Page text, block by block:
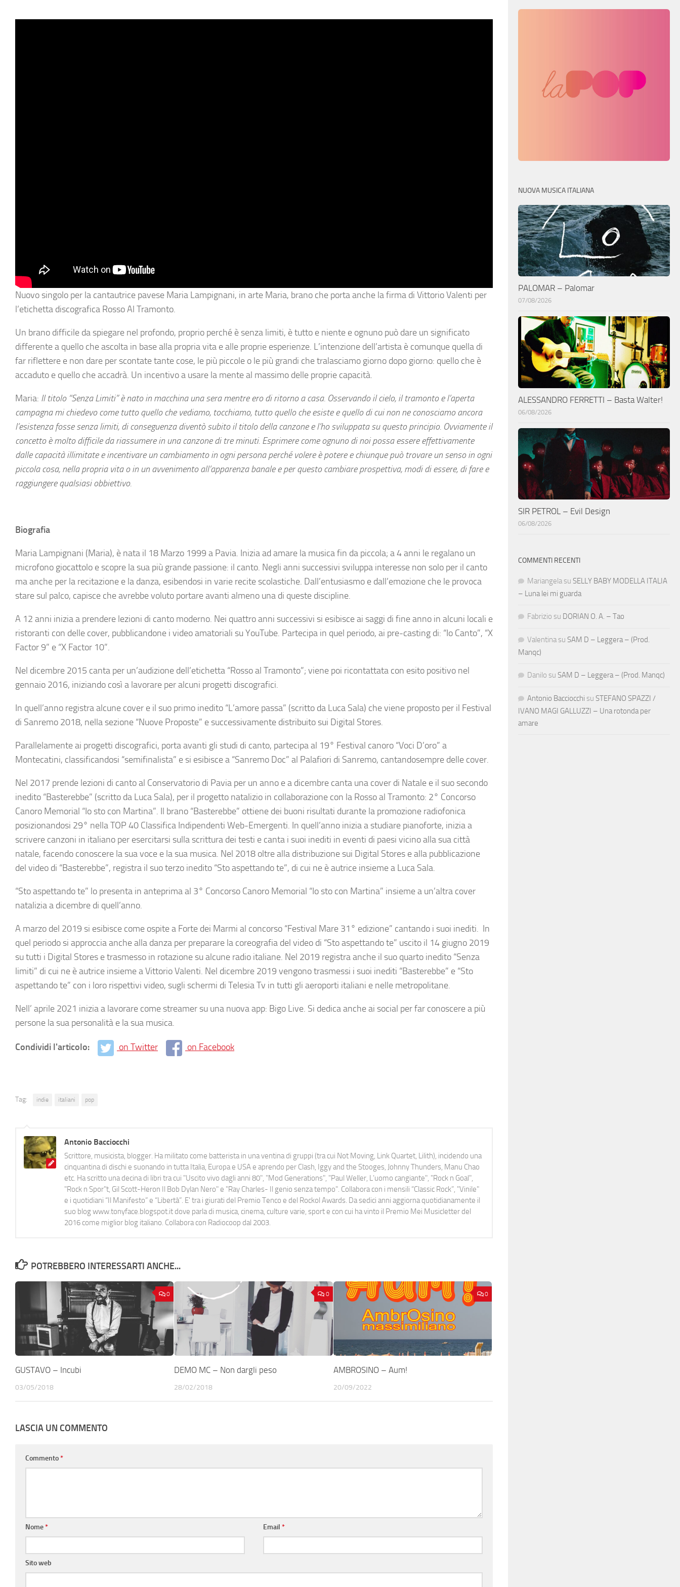
Nuovo singolo per la cantautrice pavese Maria Lampignani, in arte Maria, brano che porta anche la firma di Vittorio Valenti per
l’etichetta discografica Rosso Al Tramonto.
Un brano difficile da spiegare nel profondo, proprio perché è senza limiti, è tutto e niente e ognuno può dare un significato
differente a quello che ascolta in base alla propria vita e alle proprie esperienze. L’intenzione dell’artista è comunque quella di
far riflettere e non dare per scontate tante cose, le più piccole o le più grandi che tralasciamo giorno dopo giorno: quello che è
accaduto e quello che accadrà. Un incentivo a usare la mente al massimo delle proprie capacità.
Maria: Il titolo “Senza Limiti” è nato in macchina una sera mentre ero di ritorno a casa. Osservando il cielo, il tramonto e l’aperta
campagna mi chiedevo come tutto quello che vediamo, tocchiamo, tutto quello che esiste e quello di cui non ne conosciamo ancora
l’esistenza fosse senza limiti, di conseguenza diventò subito il titolo della canzone e l’ho sviluppata su questo principio. Ovviamente il
concetto è molto difficile da riassumere in una canzone di tre minuti. Esprimere come ognuno di noi possa essere effettivamente
dalle capacità illimitate e incentivare un cambiamento in ogni persona perché volere è potere e chiunque può trovare un senso in ogni
piccola cosa, nella propria vita o in un avvenimento all’apparenza banale e per questo cambiare prospettiva, modi di essere, di fare e
raggiungere qualsiasi obbiettivo.
Biografia
Maria Lampignani (Maria), è nata il 18 Marzo 1999 a Pavia. Inizia ad amare la musica fin da piccola; a 4 anni le regalano un
microfono giocattolo e scopre la sua più grande passione: il canto. Negli anni successivi sviluppa interesse non solo per il canto
ma anche per la recitazione e la danza, esibendosi in varie recite scolastiche. Dall’entusiasmo e dall’emozione che le provoca
stare sul palco, capisce che avrebbe voluto portare avanti almeno una di queste discipline.
A 12 anni inizia a prendere lezioni di canto moderno. Nei quattro anni successivi si esibisce ai saggi di fine anno in alcuni locali e
ristoranti con delle cover, pubblicandone i video amatoriali su YouTube. Partecipa in quel periodo, ai pre-casting di: “Io Canto”, “X
Factor 9” e “X Factor 10”.
Nel dicembre 2015 canta per un’audizione dell’etichetta “Rosso al Tramonto”; viene poi ricontattata con esito positivo nel
gennaio 2016, iniziando così a lavorare per alcuni progetti discografici.
In quell’anno registra alcune cover e il suo primo inedito “L’amore passa” (scritto da Luca Sala) che viene proposto per il Festival
di Sanremo 2018, nella sezione “Nuove Proposte” e successivamente distribuito sui Digital Stores.
Parallelamente ai progetti discografici, porta avanti gli studi di canto, partecipa al 19° Festival canoro “Voci D’oro” a
Montecatini, classificandosi “semifinalista” e si esibisce a “Sanremo Doc” al Palafiori di Sanremo, cantandosempre delle cover.
Nel 2017 prende lezioni di canto al Conservatorio di Pavia per un anno e a dicembre canta una cover di Natale e il suo secondo
inedito “Basterebbe” (scritto da Luca Sala), per il progetto natalizio in collaborazione con la Rosso al Tramonto: 2° Concorso
Canoro Memorial “Io sto con Martina”. Il brano “Basterebbe” ottiene dei buoni risultati durante la promozione radiofonica
posizionandosi 29° nella TOP 40 Classifica Indipendenti Web-Emergenti. In quell’anno inizia a studiare pianoforte, inizia a
scrivere canzoni in italiano per esercitarsi sulla scrittura dei testi e canta i suoi inediti in eventi di paesi vicino alla sua città
natale, facendo conoscere la sua voce e la sua musica. Nel 2018 oltre alla distribuzione sui Digital Stores e alla pubblicazione
del video di “Basterebbe”, registra il suo terzo inedito “Sto aspettando te”, di cui ne è autrice insieme a Luca Sala.
“Sto aspettando te” lo presenta in anteprima al 3° Concorso Canoro Memorial “Io sto con Martina” insieme a un’altra cover
natalizia a dicembre di quell’anno.
A marzo del 2019 si esibisce come ospite a Forte dei Marmi al concorso “Festival Mare 31° edizione” cantando i suoi inediti. In
quel periodo si approccia anche alla danza per preparare la coreografia del video di “Sto aspettando te” uscito il 14 giugno 2019
su tutti i Digital Stores e trasmesso in rotazione su alcune radio italiane. Nel 2019 registra anche il suo quarto inedito “Senza
limiti” di cui ne è autrice insieme a Vittorio Valenti. Nel dicembre 2019 vengono trasmessi i suoi inediti “Basterebbe” e “Sto
aspettando te” con i loro rispettivi video, sugli schermi di Telesia Tv in tutti gli aeroporti italiani e nelle metropolitane.
Nell’ aprile 2021 inizia a lavorare come streamer su una nuova app: Bigo Live. Si dedica anche ai social per far conoscere a più
persone la sua personalità e la sua musica.
Condividi l'articolo: on Twitter on Facebook
Tag: indie italiani pop
Antonio Bacciocchi
Scrittore, musicista, blogger. Ha militato come batterista in una ventina di gruppi (tra cui Not Moving, Link Quartet, Lilith), incidendo una
cinquantina di dischi e suonando in tutta Italia, Europa e USA e aprendo per Clash, Iggy and the Stooges, Johnny Thunders, Manu Chao
etc. Ha scritto una decina di libri tra cui "Uscito vivo dagli anni 80", "Mod Generations", "Paul Weller, L’uomo cangiante", "Rock n Goal",
"Rock n Spor"t, Gil Scott-Heron Il Bob Dylan Nero" e "Ray Charles- Il genio senza tempo". Collabora con i mensili “Classic Rock”, "Vinile"
e i quotidiani “Il Manifesto” e “Libertà”. E' tra i giurati del Premio Tenco e del Rockol Awards. Da sedici anni aggiorna quotidianamente il
suo blog www.tonyface.blogspot.it dove parla di musica, cinema, culture varie, sport e con cui ha vinto il Premio Mei Musicletter del
2016 come miglior blog italiano. Collabora con Radiocoop dal 2003.
POTREBBERO INTERESSARTI ANCHE...
0
GUSTAVO – Incubi
03/05/2018
0
DEMO MC – Non dargli peso
28/02/2018
0
AMBROSINO – Aum!
20/09/2022
LASCIA UN COMMENTO
Commento*
Nome* Email*
Sito web
NUOVA MUSICA ITALIANA
PALOMAR – Palomar
07/08/2026
ALESSANDRO FERRETTI – Basta Walter!
06/08/2026
SIR PETROL – Evil Design
06/08/2026
COMMENTI RECENTI
Mariangela su SELLY BABY MODELLA ITALIA
– Luna lei mi guarda
Fabrizio su DORIAN O. A. – Tao
Valentina su SAM D – Leggera – (Prod.
Manqc)
Danilo su SAM D – Leggera – (Prod. Manqc)
Antonio Bacciocchi su STEFANO SPAZZI /
IVANO MAGI GALLUZZI – Una rotonda per
amare